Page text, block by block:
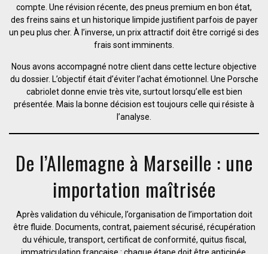
compte. Une révision récente, des pneus premium en bon état,
des freins sains et un historique limpide justifient parfois de payer
un peu plus cher. À l’inverse, un prix attractif doit être corrigé si des
frais sont imminents.
Nous avons accompagné notre client dans cette lecture objective
du dossier. L’objectif était d’éviter l’achat émotionnel. Une Porsche
cabriolet donne envie très vite, surtout lorsqu’elle est bien
présentée. Mais la bonne décision est toujours celle qui résiste à
l’analyse.
De l’Allemagne à Marseille : une
importation maîtrisée
Après validation du véhicule, l’organisation de l’importation doit
être fluide. Documents, contrat, paiement sécurisé, récupération
du véhicule, transport, certificat de conformité, quitus fiscal,